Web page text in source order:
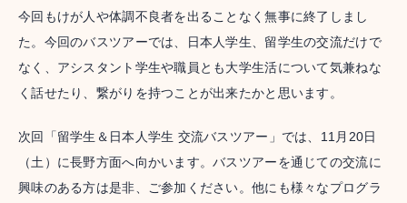
今回もけが人や体調不良者を出ることなく無事に終了しまし
た。今回のバスツアーでは、日本人学生、留学生の交流だけで
なく、アシスタント学生や職員とも大学生活について気兼ねな
く話せたり、繋がりを持つことが出来たかと思います。
次回「留学生＆日本人学生 交流バスツアー」では、11月20日
（土）に長野方面へ向かいます。バスツアーを通じての交流に
興味のある方は是非、ご参加ください。他にも様々なプログラ